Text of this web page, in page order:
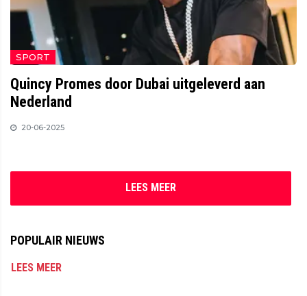
SPORT
Quincy Promes door Dubai uitgeleverd aan
Nederland
20-06-2025
LEES MEER
POPULAIR NIEUWS
LEES MEER